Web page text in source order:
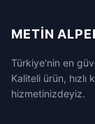
METIN
Türkiye'nin en
Kaliteli ürün,
hizmetinizdeyiz.